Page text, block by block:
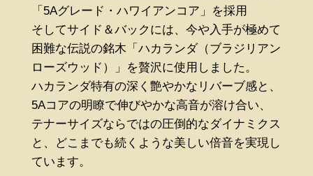
「5Aグレード・ハワイアンコア」を採用
そしてサイド＆バックには、今や入手が極めて
困難な伝説の銘木「ハカランダ（ブラジリアン
ローズウッド）」を贅沢に使用しました。
ハカランダ特有の深く艶やかなリバーブ感と、
5Aコアの明瞭で伸びやかな高音が溶け合い、
テナーサイズならではの圧倒的なダイナミクス
と、どこまでも続くような美しい倍音を実現し
ています。